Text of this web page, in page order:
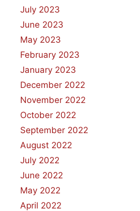
July 2023
June 2023
May 2023
February 2023
January 2023
December 2022
November 2022
October 2022
September 2022
August 2022
July 2022
June 2022
May 2022
April 2022